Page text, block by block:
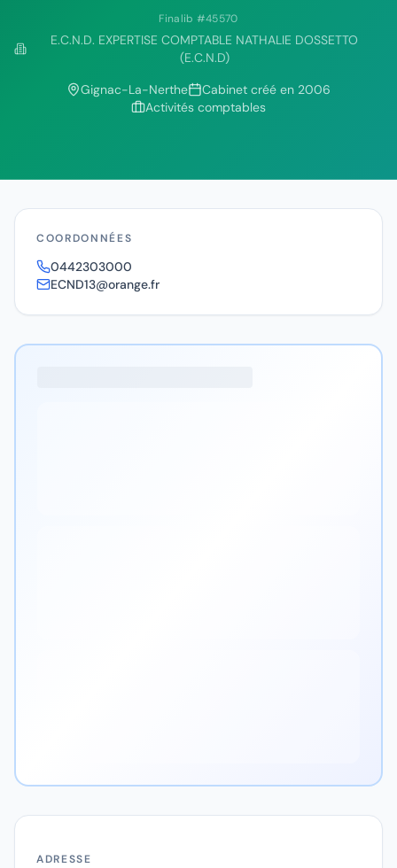
Finalib #45570
E.C.N.D. EXPERTISE COMPTABLE NATHALIE DOSSETTO
(E.C.N.D)
Gignac-La-Nerthe
Cabinet créé en 2006
Activités comptables
ADRESSE
COORDONNÉES
0442303000
ECND13@orange.fr